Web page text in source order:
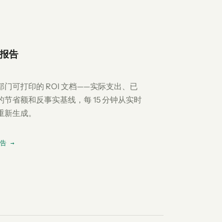
告
门可打印的 ROI 文档——实际支出、已
节省额和反事实基线，每 15 分钟从实时
新生成。
告 →